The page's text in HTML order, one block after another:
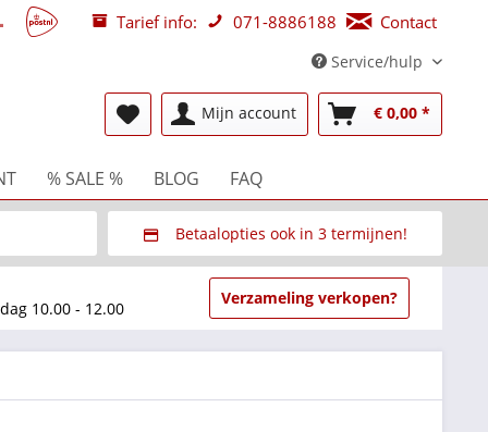
Tarief info: 071-8886188 Contact
Service/hulp
Mijn account € 0,00 *
% SALE % BLOG FAQ
Betaalopties ook in 3 termijnen!
Via Multisafepay (veilig via SSL)
10.00 - 12.00
Verzameling verkopen?